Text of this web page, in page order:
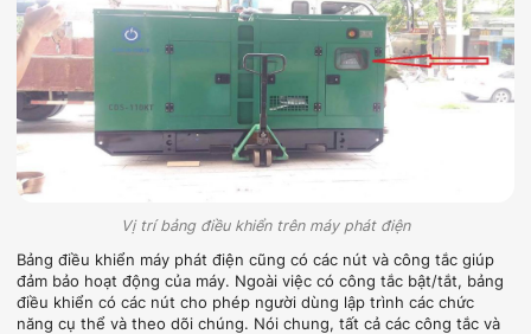
Vị trí bảng điều khiển trên máy phát điện
Bảng điều khiển máy phát điện cũng có các nút và công tắc giúp
đảm bảo hoạt động của máy. Ngoài việc có công tắc bật/tắt, bảng
điều khiển có các nút cho phép người dùng lập trình các chức
năng cụ thể và theo dõi chúng. Nói chung, tất cả các công tắc và